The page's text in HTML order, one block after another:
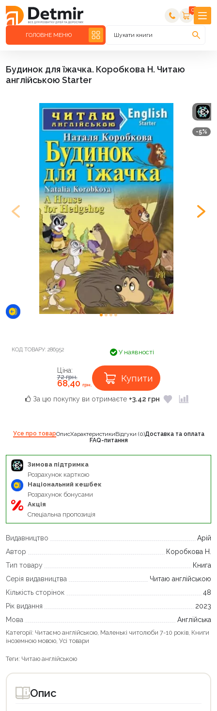
0
ГОЛОВНЕ МЕНЮ Шукати книги
Будинок для їжачка. Коробкова Н. Читаю
англійською Starter
-5%
КОД ТОВАРУ: 286952 У наявності
Ціна:
72грн.
68,40 грн.
Купити
За цю покупку ви отримаєте +3.42 грн
Усе про товарОписХарактеристикиВідгуки (0)Доставка та оплата
FAQ-питання
Зимова підтримка
Розрахунок карткою
Національний кешбек
Розрахунок бонусами
Акція
Спеціальна пропозиція
Видавництво
Арій
Автор
Коробкова Н.
Тип товару
Книга
Серія видавництва
Читаю англійською
Кількість сторінок
48
Рік видання
2023
Мова
Англійська
Категорії: Читаємо англійською, Маленькі читолюби 7-10 років, Книги
іноземною мовою, Усі товари
Теги: Читаю англійською
Опис